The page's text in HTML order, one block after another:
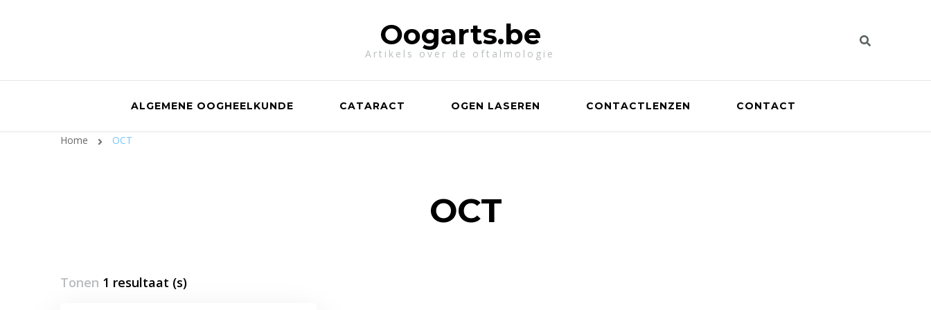
Oogarts.be
Artikels over de oftalmologie
ALGEMENE OOGHEELKUNDE CATARACT OGEN LASEREN CONTACTLENZEN CONTACT
Home OCT
OCT
Tonen 1 resultaat (s)